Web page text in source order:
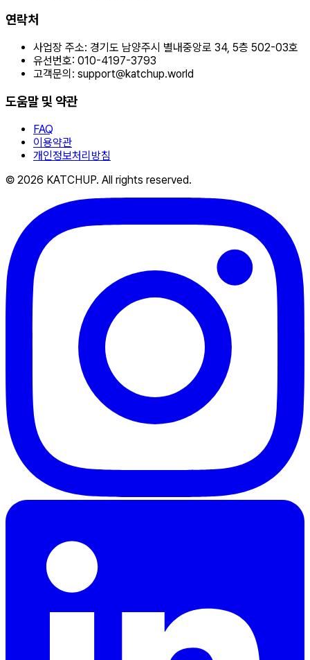
연락처
사업장 주소: 경기도 남양주시 별내중앙로 34, 5층 502-03호
유선번호: 010-4197-3793
고객문의: support@katchup.world
도움말 및 약관
FAQ
이용약관
개인정보처리방침
© 2026 KATCHUP. All rights reserved.